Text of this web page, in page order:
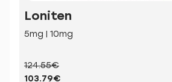
Loniten
5mg | 10mg
124.55€
103.79€